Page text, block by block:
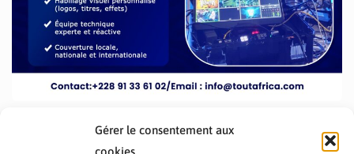
Gérer le consentement aux
cookies